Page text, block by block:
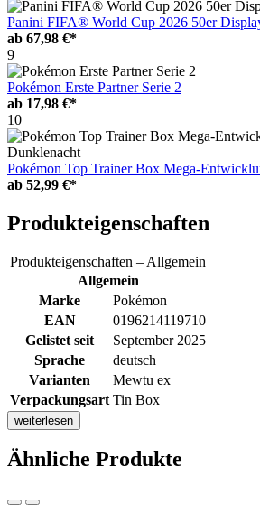
Panini FIFA® World Cup 2026 50er
ab 67,98 €*
9
Pokémon Erste Partner Serie 2
ab 17,98 €*
10
Pokémon Top Trainer Box Mega-
ab 52,99 €*
Produkteigenschaften
Produkteigenschaften – Allgemein
Allgemein
Marke
Pokémon
EAN
0196214119710
Gelistet seit
September 2025
Sprache
deutsch
Varianten
Mewtu ex
Verpackungsart Tin Box
weiterlesen
Ähnliche Produkte